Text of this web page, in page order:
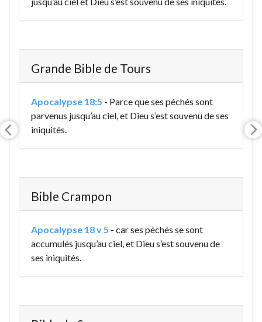
Grande Bible de Tours
Apocalypse 18:5 - Parce que ses péchés sont
parvenus jusqu’au ciel, et Dieu s’est souvenu de ses
iniquités.
Bible Crampon
Apocalypse 18 v 5 - car ses péchés se sont
accumulés jusqu’au ciel, et Dieu s’est souvenu de
ses iniquités.